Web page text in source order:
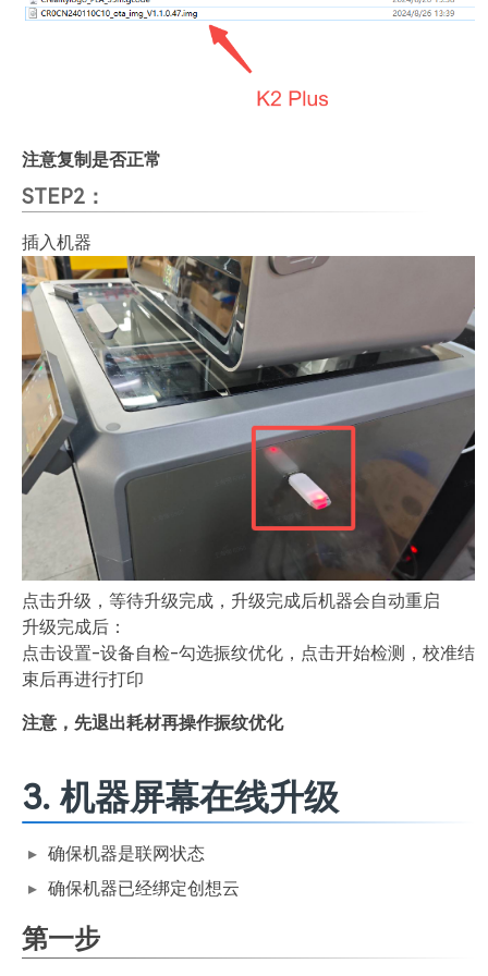
注意复制是否正常
STEP2：
插入机器
点击升级，等待升级完成，升级完成后机器会自动重启
升级完成后：
点击设置-设备自检-勾选振纹优化，点击开始检测，校准结
束后再进行打印
注意，先退出耗材再操作振纹优化
3. 机器屏幕在线升级
确保机器是联网状态
确保机器已经绑定创想云
第一步